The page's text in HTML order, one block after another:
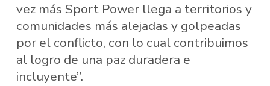
vez más Sport Power llega a territorios y
comunidades más alejadas y golpeadas
por el conflicto, con lo cual contribuimos
al logro de una paz duradera e
incluyente”.